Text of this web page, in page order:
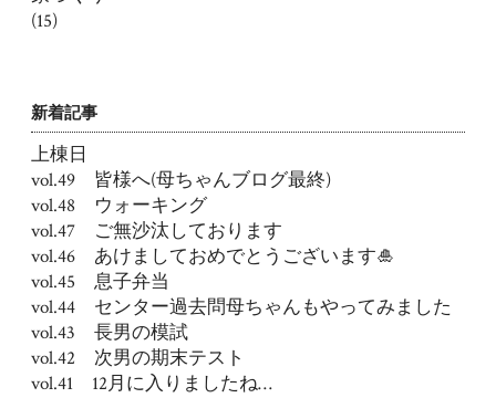
(15)
新着記事
上棟日
vol.49 皆様へ(母ちゃんブログ最終)
vol.48 ウォーキング
vol.47 ご無沙汰しております
vol.46 あけましておめでとうございます🎍
vol.45 息子弁当
vol.44 センター過去問母ちゃんもやってみました
vol.43 長男の模試
vol.42 次男の期末テスト
vol.41 12月に入りましたね…